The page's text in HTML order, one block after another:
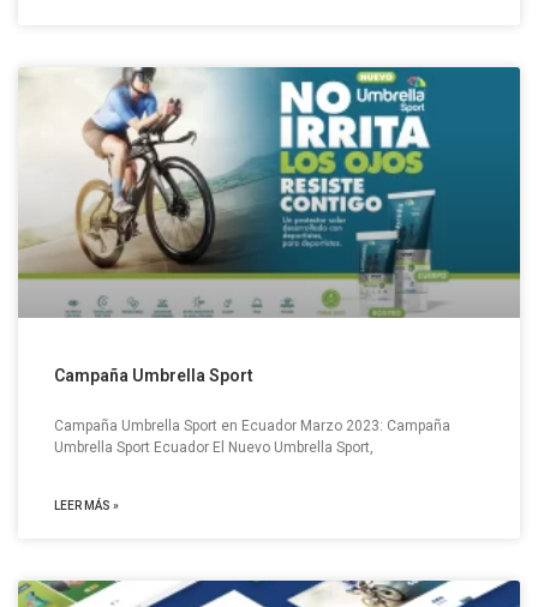
Campaña Umbrella Sport
Campaña Umbrella Sport en Ecuador Marzo 2023: Campaña
Umbrella Sport Ecuador El Nuevo Umbrella Sport,
LEER MÁS »